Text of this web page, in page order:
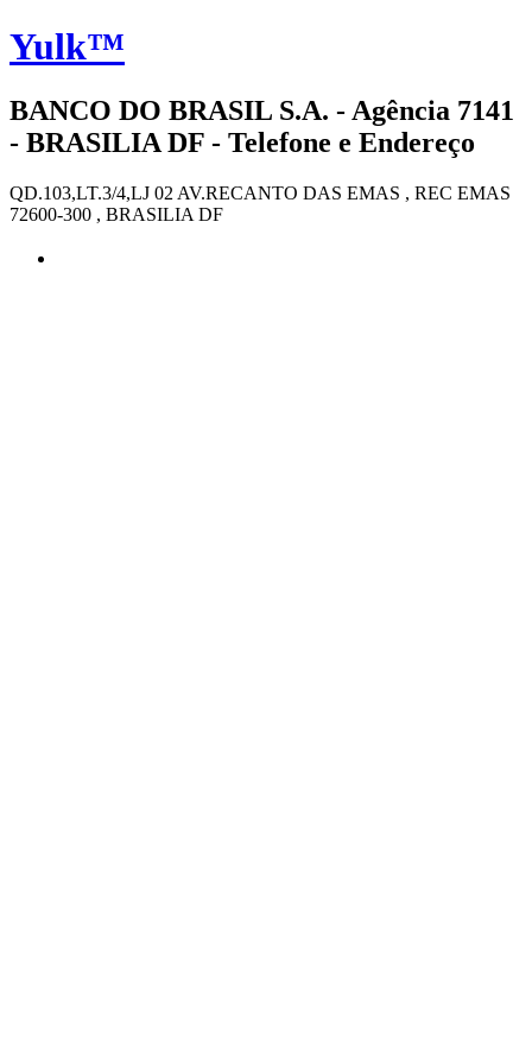
Yulk™
BANCO DO BRASIL S.A. - Agência 7141
- BRASILIA DF - Telefone e Endereço
QD.103,LT.3/4,LJ 02 AV.RECANTO DAS EMAS , REC EMAS
72600-300 , BRASILIA DF